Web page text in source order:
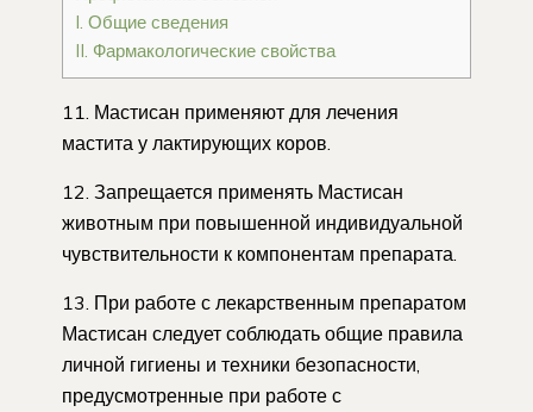
I. Общие сведения
II. Фармакологические свойства
11. Мастисан применяют для лечения
мастита у лактирующих коров.
12. Запрещается применять Мастисан
животным при повышенной индивидуальной
чувствительности к компонентам препарата.
13. При работе с лекарственным препаратом
Мастисан следует соблюдать общие правила
личной гигиены и техники безопасности,
предусмотренные при работе с